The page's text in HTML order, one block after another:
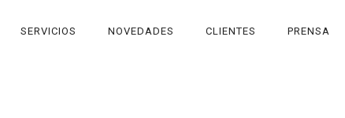
SERVICIOS NOVEDADES CLIENTES PRENSA